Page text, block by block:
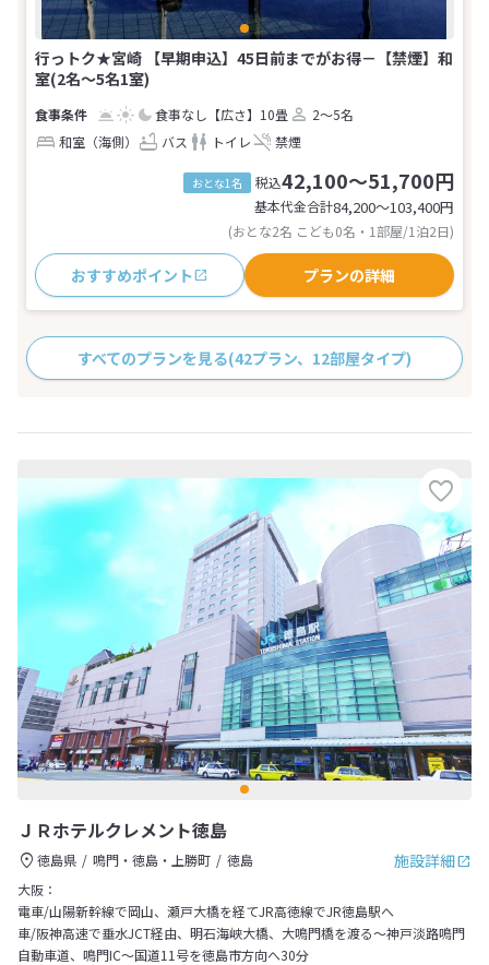
行っトク★宮崎 【早期申込】45日前までがお得－【禁煙】和
室(2名～5名1室)
食事なし 【広さ】10畳
2～5名
和室（海側）
バス トイレ 禁煙
おとな1名 税込42,100～51,700円
基本代金合計84,200〜103,400円
(おとな2名 こども0名・1部屋/1泊2日)
おすすめポイント プランの詳細
すべてのプランを見る(42プラン、12部屋タイプ)
ＪＲホテルクレメント徳島
施設詳細
徳島県 鳴門・徳島・上勝町
徳島
大阪：
電車/山陽新幹線で岡山、瀬戸大橋を経てJR高徳線でJR徳島駅へ
車/阪神高速で垂水JCT経由、明石海峡大橋、大鳴門橋を渡る～神戸淡路鳴門
自動車道、鳴門IC～国道11号を徳島市方向へ30分